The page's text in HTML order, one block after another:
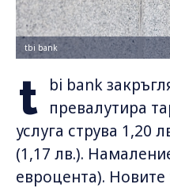
tbi bank
t
bi bank
превалутира
услуга струва 1,20
(1,17 лв.).
евроцента).